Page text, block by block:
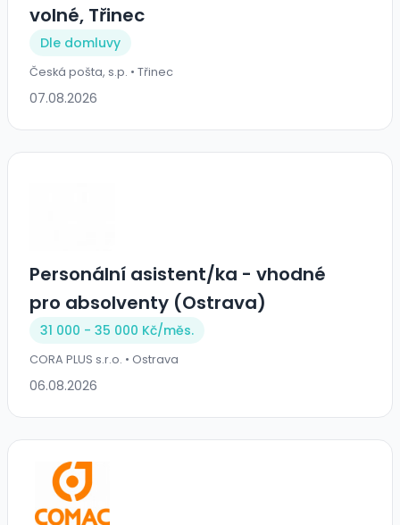
volné, Třinec
Dle domluvy
Česká pošta, s.p. • Třinec
07.08.2026
Personální asistent/ka - vhodné
pro absolventy (Ostrava)
31 000 - 35 000 Kč/měs.
CORA PLUS s.r.o. • Ostrava
06.08.2026